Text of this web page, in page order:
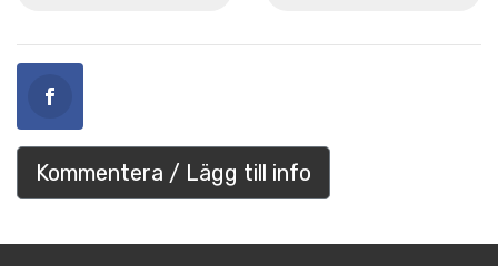
Kommentera / Lägg till info